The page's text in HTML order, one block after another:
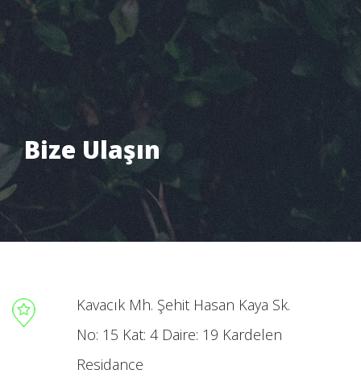
Bize Ulaşın
Pantone Creative Bize Ulaşın
Kavacık Mh. Şehit Hasan Kaya Sk.
No: 15 Kat: 4 Daire: 19 Kardelen
Residance